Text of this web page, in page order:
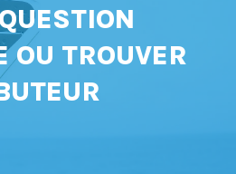
OU TROUVER